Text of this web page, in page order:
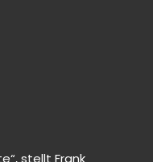
stellt Frank